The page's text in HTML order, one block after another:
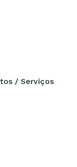
/ Serviços